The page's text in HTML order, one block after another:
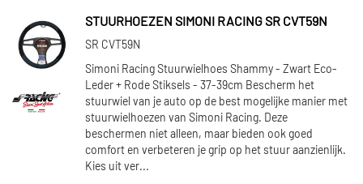
STUURHOEZEN SIMONI RACING SR CVT59N
SR CVT59N
Simoni Racing Stuurwielhoes Shammy - Zwart Eco-
Leder + Rode Stiksels - 37-39cm Bescherm het
stuurwiel van je auto op de best mogelijke manier met
stuurwielhoezen van Simoni Racing. Deze
beschermen niet alleen, maar bieden ook goed
comfort en verbeteren je grip op het stuur aanzienlijk.
Kies uit ver...